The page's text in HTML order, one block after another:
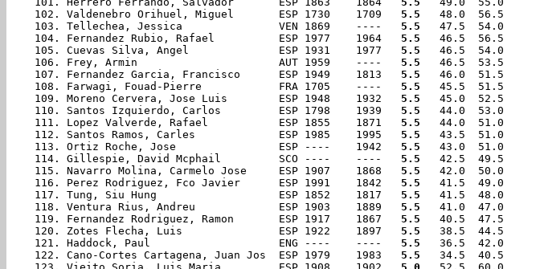
102. Valdenebro Orihuel, Miguel       ESP 1730    1709 5.5
   48.0  56.5
103. Tellechea, Jessica               VEN 1869    ---- 5.5
   47.5  54.0
104. Fernandez Rubio, Rafael          ESP 1977    1964 5.5
   46.5  56.5
105. Cuevas Silva, Angel              ESP 1931    1977 5.5
   46.5  54.0
106. Frey, Armin                      AUT 1959    ---- 5.5
   46.5  53.5
107. Fernandez Garcia, Francisco      ESP 1949    1813 5.5
   46.0  51.5
108. Farwagi, Fouad-Pierre            FRA 1705    ---- 5.5
   45.5  51.5
109. Moreno Cervera, Jose Luis        ESP 1948    1932 5.5
   45.0  52.5
110. Santos Izquierdo, Carlos         ESP 1798    1939 5.5
   44.0  53.0
111. Lopez Valverde, Rafael           ESP 1855    1871 5.5
   44.0  51.0
112. Santos Ramos, Carles             ESP 1985    1995 5.5
   43.5  51.0
113. Ortiz Roche, Jose                ESP ----    1942 5.5
   43.0  51.0
114. Gillespie, David Mcphail         SCO ----    ---- 5.5
   42.5  49.5
115. Navarro Molina, Carmelo Jose     ESP 1907    1868 5.5
   42.0  50.0
116. Perez Rodriguez, Fco Javier      ESP 1991    1842 5.5
   41.5  49.0
117. Tung, Siu Hung                   ESP 1852    1817 5.5
   41.5  48.0
118. Ventura Rius, Andreu             ESP 1903    1889 5.5
   41.0  47.0
119. Fernandez Rodriguez, Ramon       ESP 1917    1867 5.5
   40.5  47.5
120. Zotes Flecha, Luis               ESP 1922    1897 5.5
   38.5  44.5
121. Haddock, Paul                    ENG ----    ---- 5.5
   36.5  42.0
122. Cano-Cortes Cartagena, Juan Jos  ESP 1979    1983 5.5
   34.5  40.5